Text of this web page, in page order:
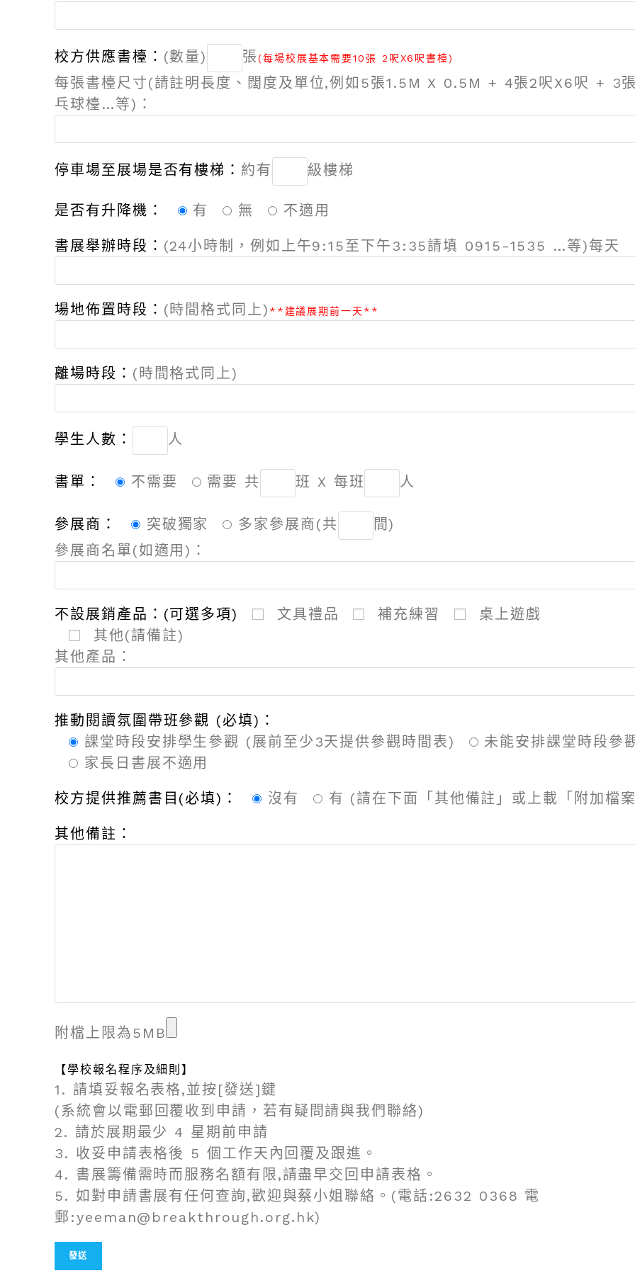
校方供應書檯： (數量) 張(每場校展基本需要10張 2呎X6呎書檯)
每張書檯尺寸(請註明長度、闊度及單位,例如5張1.5M X 0.5M + 4張2呎X6呎 + 3
乓球檯…等)：
停車場至展場是否有樓梯： 約有 級樓梯
是否有升降機： 有 無 不適用
書展舉辦時段： (24小時制，例如上午9:15至下午3:35請填 0915-1535 …等)每天
場地佈置時段： (時間格式同上) **建議展期前一天**
離場時段： (時間格式同上)
學生人數： 人
書單： 不需要 需要 共 班 X 每班 人
參展商： 突破獨家 多家參展商(共
間)
參展商名單(如適用)：
不設展銷產品：(可選多項) 文具禮品 補充練習
桌上遊戲
其他(請備註)
其他產品：
推動閱讀氛圍帶班參觀 (必填)：
課堂時段安排學生參觀 (展前至少3天提供參觀時間表)
未能安排課堂時段參
家長日書展不適用
校方提供推薦書目(必填)： 沒有 有 (請在下面「其他備註」或上載「附加檔
其他備註：
附檔上限為5MB
【學校報名程序及細則】
1. 請填妥報名表格,並按[發送]鍵
(系統會以電郵回覆收到申請，若有疑問請與我們聯絡)
2. 請於展期最少 4 星期前申請
3. 收妥申請表格後 5 個工作天內回覆及跟進。
4. 書展籌備需時而服務名額有限,請盡早交回申請表格。
5. 如對申請書展有任何查詢,歡迎與蔡小姐聯絡。(電話:2632 0368 電
郵:yeeman@breakthrough.org.hk)